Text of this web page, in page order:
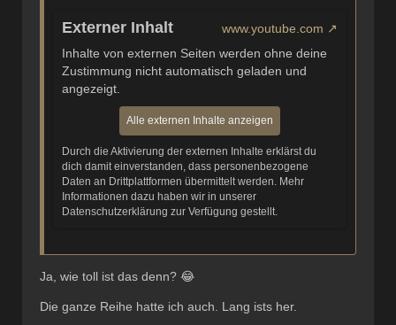
Externer Inhalt
www.youtube.com
Inhalte von externen Seiten werden ohne deine
Zustimmung nicht automatisch geladen und
angezeigt.
Alle externen Inhalte anzeigen
Durch die Aktivierung der externen Inhalte erklärst du
dich damit einverstanden, dass personenbezogene
Daten an Drittplattformen übermittelt werden. Mehr
Informationen dazu haben wir in unserer
Datenschutzerklärung zur Verfügung gestellt.
Ja, wie toll ist das denn? 😂
Die ganze Reihe hatte ich auch. Lang ists her.